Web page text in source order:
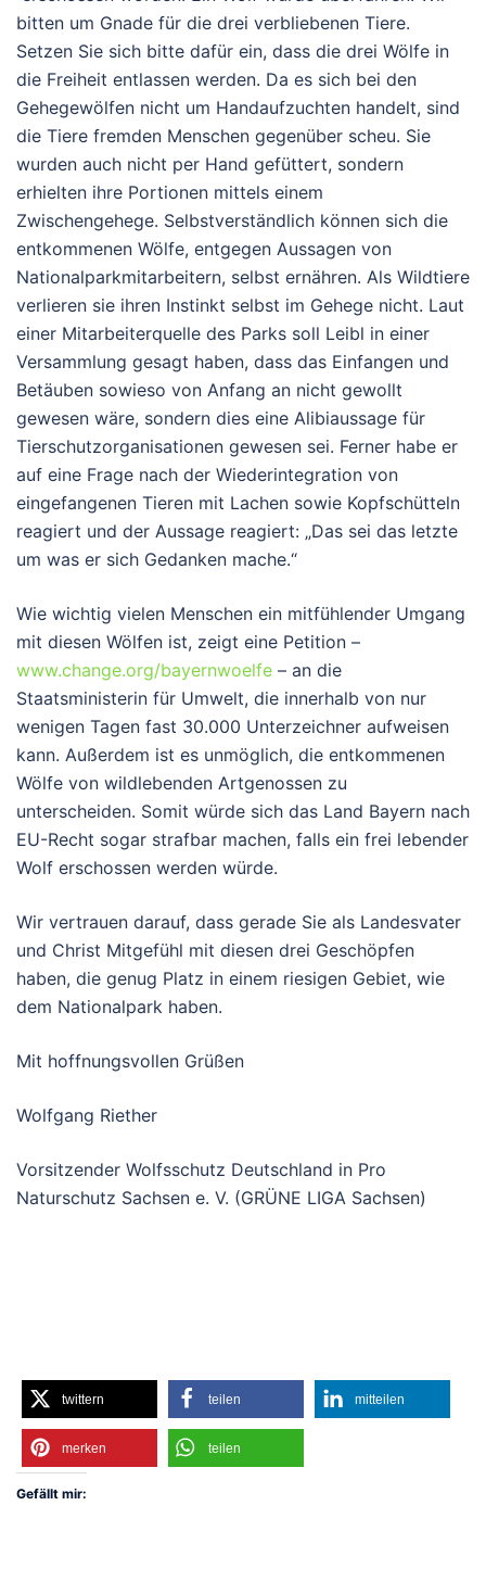
bitten um Gnade für die drei verbliebenen Tiere.
Setzen Sie sich bitte dafür ein, dass die drei Wölfe in
die Freiheit entlassen werden. Da es sich bei den
Gehegewölfen nicht um Handaufzuchten handelt, sind
die Tiere fremden Menschen gegenüber scheu. Sie
wurden auch nicht per Hand gefüttert, sondern
erhielten ihre Portionen mittels einem
Zwischengehege. Selbstverständlich können sich die
entkommenen Wölfe, entgegen Aussagen von
Nationalparkmitarbeitern, selbst ernähren. Als Wildtiere
verlieren sie ihren Instinkt selbst im Gehege nicht. Laut
einer Mitarbeiterquelle des Parks soll Leibl in einer
Versammlung gesagt haben, dass das Einfangen und
Betäuben sowieso von Anfang an nicht gewollt
gewesen wäre, sondern dies eine Alibiaussage für
Tierschutzorganisationen gewesen sei. Ferner habe er
auf eine Frage nach der Wiederintegration von
eingefangenen Tieren mit Lachen sowie Kopfschütteln
reagiert und der Aussage reagiert: „Das sei das letzte
um was er sich Gedanken mache.“
Wie wichtig vielen Menschen ein mitfühlender Umgang
mit diesen Wölfen ist, zeigt eine Petition –
www.change.org/bayernwoelfe – an die
Staatsministerin für Umwelt, die innerhalb von nur
wenigen Tagen fast 30.000 Unterzeichner aufweisen
kann. Außerdem ist es unmöglich, die entkommenen
Wölfe von wildlebenden Artgenossen zu
unterscheiden. Somit würde sich das Land Bayern nach
EU-Recht sogar strafbar machen, falls ein frei lebender
Wolf erschossen werden würde.
Wir vertrauen darauf, dass gerade Sie als Landesvater
und Christ Mitgefühl mit diesen drei Geschöpfen
haben, die genug Platz in einem riesigen Gebiet, wie
dem Nationalpark haben.
Mit hoffnungsvollen Grüßen
Wolfgang Riether
Vorsitzender Wolfsschutz Deutschland in Pro
Naturschutz Sachsen e. V. (GRÜNE LIGA Sachsen)
twittern teilen mitteilen
merken teilen
Gefällt mir: